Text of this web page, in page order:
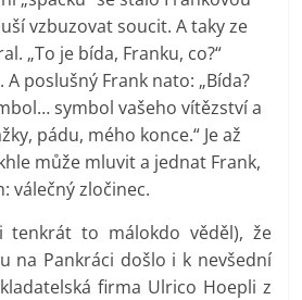
vzbuzovat soucit. A taky ze
„To je bída, Franku, co?“
poslušný Frank nato: „Bída?
symbol vašeho vítězství a
pádu, mého konce.“ Je až
může mluvit a jednat Frank,
válečný zločinec.
tenkrát to málokdo věděl), že
na Pankráci došlo i k nevšední
firma Ulrico Hoepli z